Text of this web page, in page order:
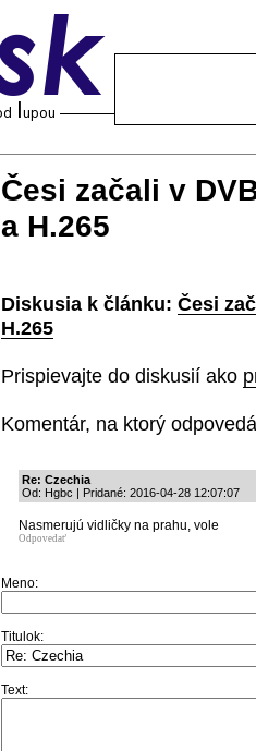
Česi začali v
a H.265
Diskusia k článku: Česi
H.265
Prispievajte do diskusií ako
Komentár, na ktorý
Re: Czechia
Od: Hgbc | Pridané: 2016-04-28 12:07:07
Nasmerujú vidličky na prahu, vole
Odpovedať
Meno:
Titulok:
Text: